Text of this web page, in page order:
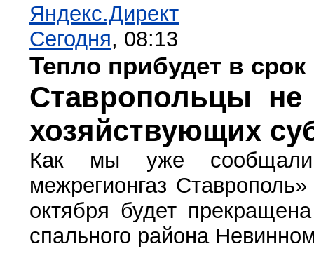
Яндекс.Директ
Сегодня, 08:13
Тепло прибудет в срок
Ставропольцы не
хозяйствующих
Как мы уже
межрегионгаз
октября будет
спального района